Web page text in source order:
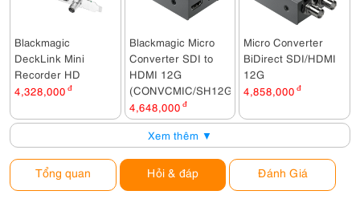
Blackmagic
DeckLink Mini
Recorder HD
4,328,000 đ
Blackmagic Micro
Converter SDI to
HDMI 12G
(CONVCMIC/SH12G)
4,648,000 đ
Micro Converter
BiDirect SDI/HDMI
12G
4,858,000 đ
Xem thêm ▼
Tổng quan Hỏi & đáp Đánh Giá